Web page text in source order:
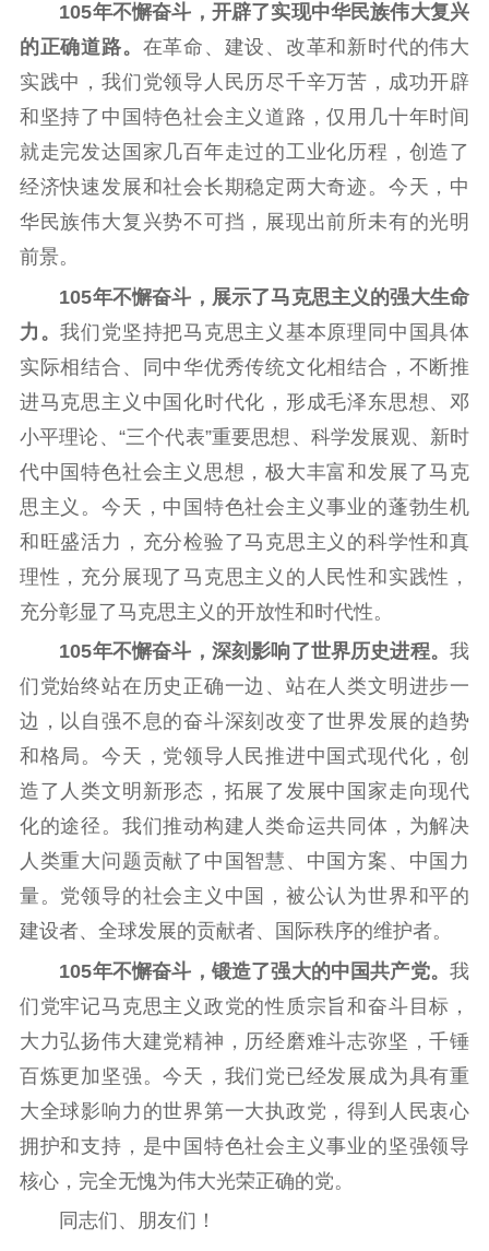
思想政治教育 爱国主义教育
全民国防教育
红色资源保护利
用
新闻出版
精品出版 全民阅读
出版监管
扫黄打非
电影工作
电影创作 电影市场
机关党建
党建要闻 学习在线
文化人才
紫金人才 职称评审
数据资源
新时代公民素养
提升资源库
新闻出版
政务服务
作品著作权
登记服务
科研创新
服务管理平台
智库服务
管理平台
文艺创作
服务管理
文化产业
统计分析
数字出版
审读服务
新闻发布工作备
案管理系统
电影
服务
理论宣讲
共建共享平台
政工继续教育学
习平台
责任编辑注册
业务申报系统
105年不懈奋斗，开辟了实现中华民族伟大复兴
的正确道路。 在革命、建设、改革和新时代的伟大
实践中，我们党领导人民历尽千辛万苦，成功开辟
和坚持了中国特色社会主义道路，仅用几十年时间
就走完发达国家几百年走过的工业化历程，创造了
经济快速发展和社会长期稳定两大奇迹。今天，中
华民族伟大复兴势不可挡，展现出前所未有的光明
前景。
105年不懈奋斗，展示了马克思主义的强大生命
力。我们党坚持把马克思主义基本原理同中国具体
实际相结合、同中华优秀传统文化相结合，不断推
进马克思主义中国化时代化，形成毛泽东思想、邓
小平理论、“三个代表”重要思想、科学发展观、新时
代中国特色社会主义思想，极大丰富和发展了马克
思主义。今天，中国特色社会主义事业的蓬勃生机
和旺盛活力，充分检验了马克思主义的科学性和真
理性，充分展现了马克思主义的人民性和实践性，
充分彰显了马克思主义的开放性和时代性。
105年不懈奋斗，深刻影响了世界历史进程。我
们党始终站在历史正确一边、站在人类文明进步一
边，以自强不息的奋斗深刻改变了世界发展的趋势
和格局。今天，党领导人民推进中国式现代化，创
造了人类文明新形态，拓展了发展中国家走向现代
化的途径。我们推动构建人类命运共同体，为解决
人类重大问题贡献了中国智慧、中国方案、中国力
量。党领导的社会主义中国，被公认为世界和平的
建设者、全球发展的贡献者、国际秩序的维护者。
105年不懈奋斗，锻造了强大的中国共产党。我
们党牢记马克思主义政党的性质宗旨和奋斗目标，
大力弘扬伟大建党精神，历经磨难斗志弥坚，千锤
百炼更加坚强。今天，我们党已经发展成为具有重
大全球影响力的世界第一大执政党，得到人民衷心
拥护和支持，是中国特色社会主义事业的坚强领导
核心，完全无愧为伟大光荣正确的党。
同志们、朋友们！